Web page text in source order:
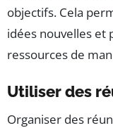
objectifs. Cela
idées nouvelles et
ressources de
Utiliser des
Organiser des